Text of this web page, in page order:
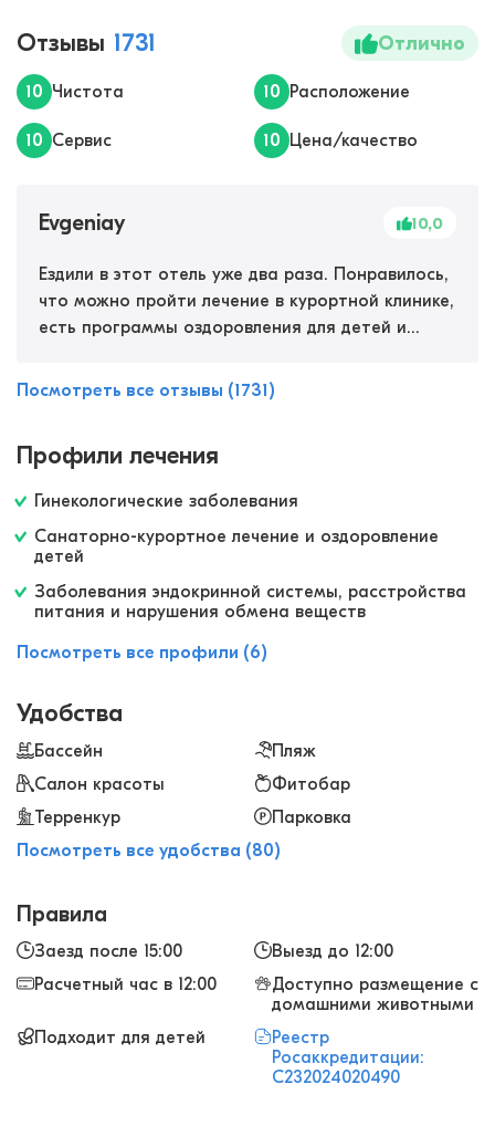
Отзывы 1731 Отлично
10 Чистота 10 Расположение
10 Сервис 10 Цена/качество
Evgeniay 10,0
Ездили в этот отель уже два раза. Понравилось,
что можно пройти лечение в курортной клинике,
есть программы оздоровления для детей и
виде отеля и на море. Хороший спа-комплекс,
отличный массаж. Все включено, вкусное
пляж. Нам все очень понравилось оба раза,
Посмотреть все отзывы (1731)
Профили лечения
Гинекологические заболевания
Санаторно-курортное лечение и оздоровление
детей
Заболевания эндокринной системы, расстройства
питания и нарушения обмена веществ
Посмотреть все профили (6)
Удобства
Бассейн
Пляж
Салон красоты
Фитобар
Терренкур
Парковка
Посмотреть все удобства (80)
Правила
Заезд после 15:00
Выезд до 12:00
Расчетный час в 12:00
Доступно размещение с
домашними животными
Подходит для детей
Реестр
Росаккредитации:
С232024020490